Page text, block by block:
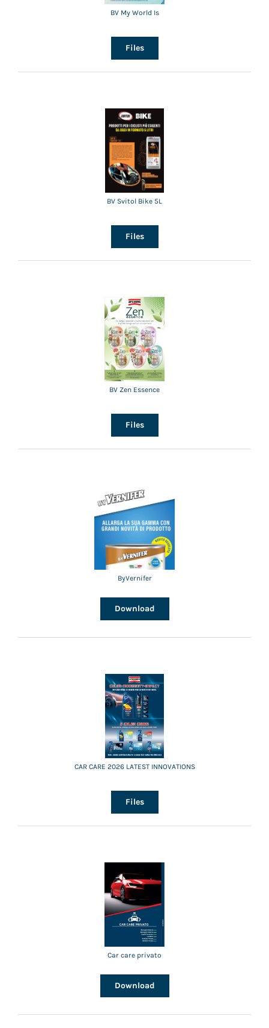
BV My World Is
Files
BV Svitol Bike 5L
Files
BV Zen Essence
Files
ByVernifer
Download
CAR CARE 2026 LATEST INNOVATIONS
Files
Car care privato
Download